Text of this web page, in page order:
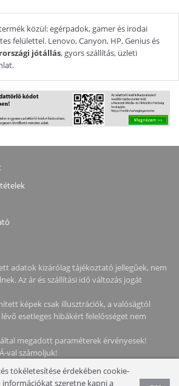
közül: egérpadok, gamer és irodai
felülettel. Lenovo, Canyon, HP, Genius és
jótállás, gyors szállítás, üzleti
adatok kizárólag tájékoztató jellegűek, nem
Az ár és szállítási idő változás jogát
képek csak illusztrációk, a valóságtól
esetleges hibákért felelősséget nem
megadott paraméterek érvényesek!
val számoljuk!
Minden jog fenntartva!
tökéletesítése érdekében cookie-
szeretne kapni a